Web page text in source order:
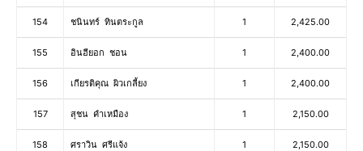
154 ชนินทร์ ทินตระกูล 1 2,425.00
155 อินฮียอก ชอน 1 2,400.00
156 เกียรติคุณ ผิวเกลี้ยง 1 2,400.00
157 สุชน คำเหมือง 1 2,150.00
158 ศราวิน ศรีแจ้ง 1 2,150.00